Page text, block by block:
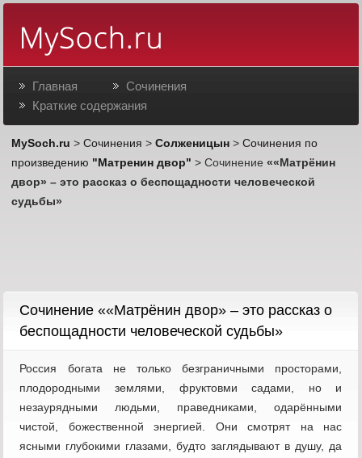
Главная
Сочинения
Краткие содержания
MySoch.ru >Сочинения >Солженицын >Сочинения по
произведению "Матренин двор" > Сочинение««Матрёнин
двор» – это рассказ о беспощадности человеческой
судьбы»
Cочинение ««Матрёнин двор» – это рассказ о
беспощадности человеческой судьбы»
Россия богата не только безграничными просторами,
плодородными землями, фруктовми садами, но и
незаурядными людьми, праведниками, одарёнными
чистой, божественной энергией. Они смотрят на нас
ясными глубокими глазами, будто заглядывают в душу, да